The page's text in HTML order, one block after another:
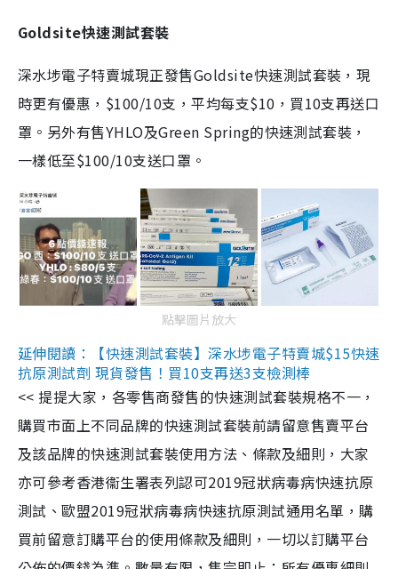
Goldsite快速測試套裝
深水埗電子特賣城現正發售Goldsite快速測試套裝，現
時更有優惠，$100/10支，平均每支$10，買10支再送口
罩。另外有售YHLO及Green Spring的快速測試套裝，
一樣低至$100/10支送口罩。
點擊圖片放大
延伸閱讀：【快速測試套裝】深水埗電子特賣城$15快速
抗原測試劑 現貨發售！買10支再送3支檢測棒
<< 提提大家，各零售商發售的快速測試套裝規格不一，
購買市面上不同品牌的快速測試套裝前請留意售賣平台
及該品牌的快速測試套裝使用方法、條款及細則，大家
亦可參考香港衞生署表列認可2019冠狀病毒病快速抗原
測試、歐盟2019冠狀病毒病快速抗原測試通用名單，購
買前留意訂購平台的使用條款及細則，一切以訂購平台